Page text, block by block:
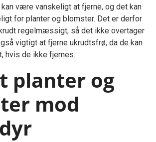
være vanskeligt at fjerne, og det kan
for planter og blomster. Det er derfor
regelmæssigt, så det ikke overtager
vigtigt at fjerne ukrudtsfrø, da de kan
hvis de ikke fjernes.
planter og
mod